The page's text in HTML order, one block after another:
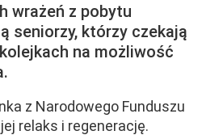
wrażeń z pobytu
seniorzy, którzy czekają
na możliwość
z Narodowego Funduszu
relaks i regenerację.